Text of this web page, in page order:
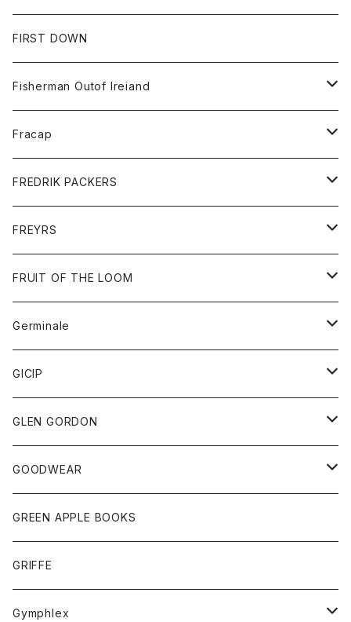
パンツ
コート
ジャケット
Tシャツ
ボトム
スエットシャツ
スエットパンツ
グッズ
帽子
アクセサリー
FIRST DOWN
Fisherman Outof Ireiand
ニット
Fracap
グッズ
靴
FREDRIK PACKERS
アクセサリー
バッグ
FREYRS
サングラス
FRUIT OF THE LOOM
アウター
パーカー
グッズ
ネクタイ
チーフ
トップス
シャツ
タンクトップ
ボトム
ショートパンツ
スカート
レディース
スカート
Tシャツ
Germinale
靴
サンダル
GICIP
トップス
Tシャツ
GLEN GORDON
グッズ
手袋
GOODWEAR
トップス
Tシャツ
GREEN APPLE BOOKS
GRIFFE
Gymphlex